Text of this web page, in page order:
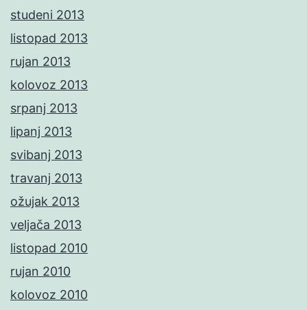
studeni 2013
listopad 2013
rujan 2013
kolovoz 2013
srpanj 2013
lipanj 2013
svibanj 2013
travanj 2013
ožujak 2013
veljača 2013
listopad 2010
rujan 2010
kolovoz 2010